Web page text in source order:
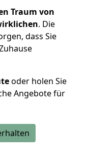
Traum von
. Die
dass Sie
oder holen Sie
Angebote für